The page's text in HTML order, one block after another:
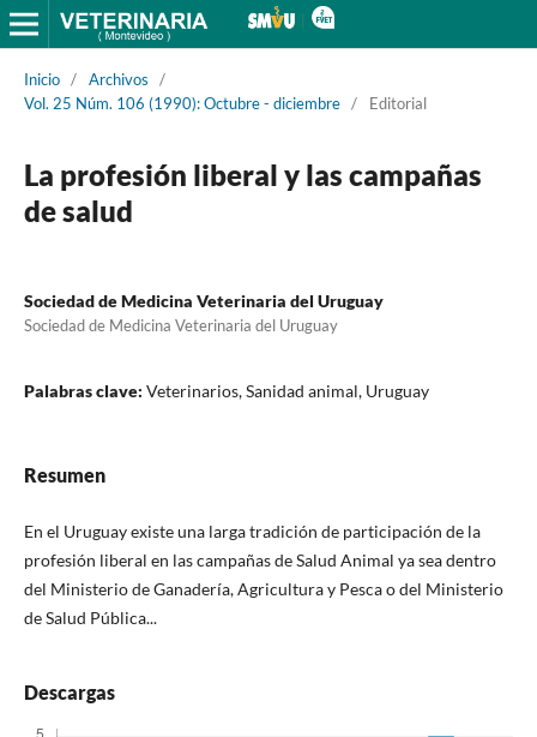
Inicio / Archivos
/
Vol. 25 Núm. 106 (1990): Octubre - diciembre / Editorial
La profesión liberal y las campañas
de salud
Sociedad de Medicina Veterinaria del Uruguay
Sociedad de Medicina Veterinaria del Uruguay
Palabras clave: Veterinarios, Sanidad animal, Uruguay
Resumen
En el Uruguay existe una larga tradición de participación de la
profesión liberal en las campañas de Salud Animal ya sea dentro
del Ministerio de Ganadería, Agricultura y Pesca o del Ministerio
de Salud Pública...
Descargas